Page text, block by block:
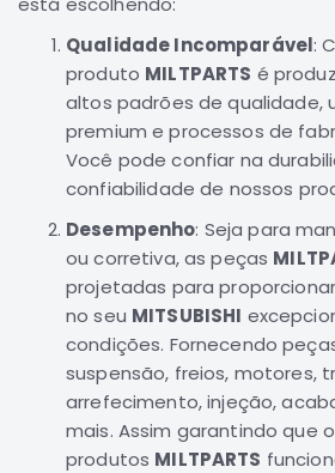
Transmissão
Elétrica
Acessórios
Airtrek
Motor
Freio
Correias
Filtros
Transmissão
Elétrica
Acessórios
Qualidade Incomparável:
produto MILTPARTS é
altos padrões de qualidade,
premium e processos de
Você pode confiar na
confiabilidade de nossos
Desempenho: Seja para
ou corretiva, as peças
projetadas para
no seu MITSUBISHI
condições. Fornecendo
suspensão, freios, motores,
arrefecimento, injeção,
mais. Assim garantindo que
produtos MILTPARTS